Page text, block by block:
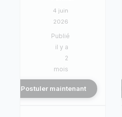
4 juin
2026
Publié
il y a
2
mois
Postuler maintenant